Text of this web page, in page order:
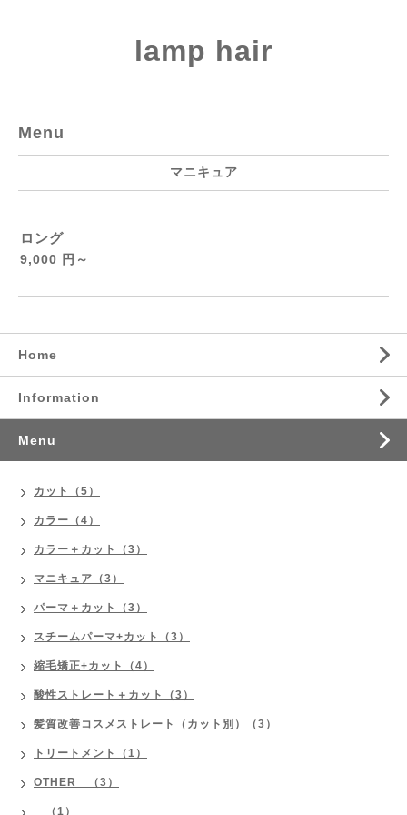
lamp hair
Menu
マニキュア
ロング
9,000 円～
Home
Information
Menu
カット（5）
カラー（4）
カラー＋カット（3）
マニキュア（3）
パーマ＋カット（3）
スチームパーマ+カット（3）
縮毛矯正+カット（4）
酸性ストレート＋カット（3）
髪質改善コスメストレート（カット別）（3）
トリートメント（1）
OTHER （3）
（1）